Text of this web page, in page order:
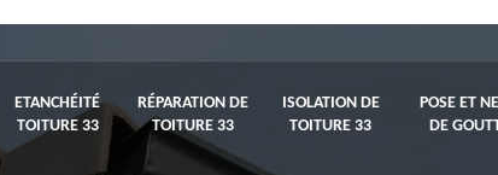
ETANCHÉITÉ
TOITURE 33
RÉPARATION DE
TOITURE 33
ISOLATION DE
TOITURE 33
POSE ET
DE